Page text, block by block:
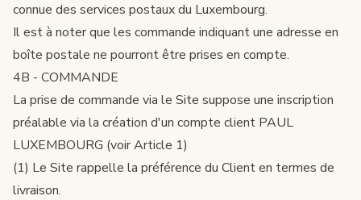
connue des services postaux du Luxembourg.
Il est à noter que les commande indiquant une adresse en
boîte postale ne pourront être prises en compte.
4B - COMMANDE
La prise de commande via le Site suppose une inscription
préalable via la création d'un compte client PAUL
LUXEMBOURG (voir Article 1)
(1) Le Site rappelle la préférence du Client en termes de
livraison.